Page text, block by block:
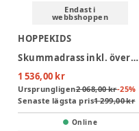
Endast i
webbshoppen
HOPPEKIDS
Skummadrass inkl. överdrag, 70x160x9 cm
1 536,00 kr
Ursprungligen2 068,00 kr-25%
Senaste lägsta pris1 299,00 kr
Online